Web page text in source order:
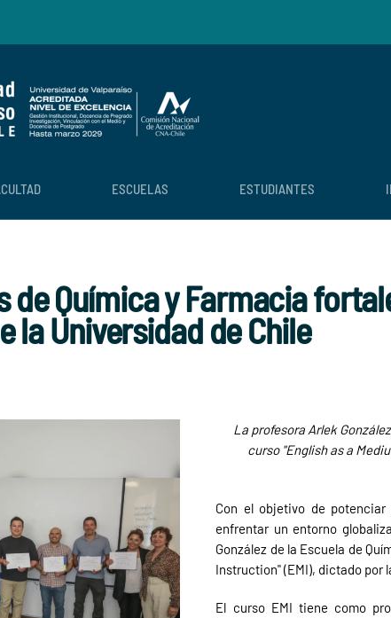
ESCUELAS ESTUDIANTES
de Química y Farmacia
la Universidad de Chile
La profesora Arlek
curso "English as a
Con el objetivo de
enfrentar un entorno
González de la Escuela de
Instruction" (EMI), dictado por
El curso EMI tiene como